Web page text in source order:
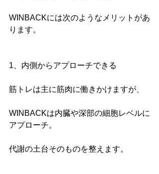
WINBACKには次のようなメリットがあ
ります。
1、内側からアプローチできる
筋トレは主に筋肉に働きかけますが、
WINBACKは内臓や深部の細胞レベルに
アプローチ。
代謝の土台そのものを整えます。